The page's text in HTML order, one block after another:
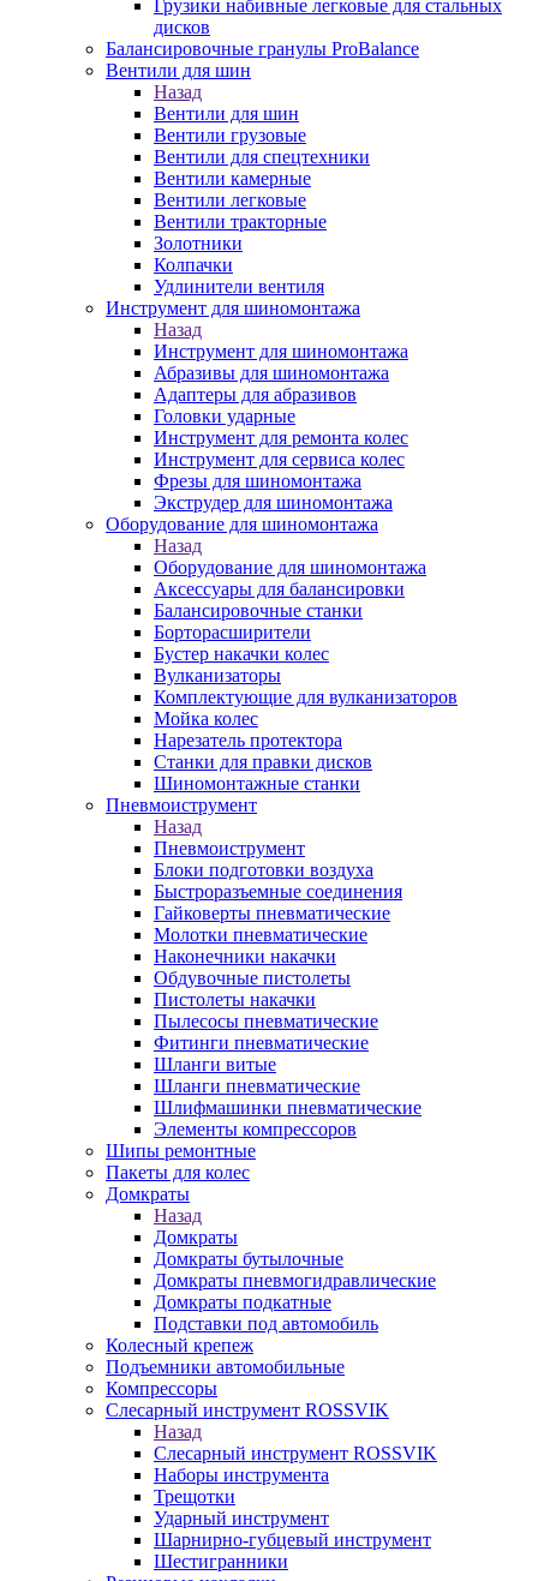
Грузики набивные легковые для стальных
дисков
Балансировочные гранулы ProBalance
Вентили для шин
Назад
Вентили для шин
Вентили грузовые
Вентили для спецтехники
Вентили камерные
Вентили легковые
Вентили тракторные
Золотники
Колпачки
Удлинители вентиля
Инструмент для шиномонтажа
Назад
Инструмент для шиномонтажа
Абразивы для шиномонтажа
Адаптеры для абразивов
Головки ударные
Инструмент для ремонта колес
Инструмент для сервиса колес
Фрезы для шиномонтажа
Экструдер для шиномонтажа
Оборудование для шиномонтажа
Назад
Оборудование для шиномонтажа
Аксессуары для балансировки
Балансировочные станки
Борторасширители
Бустер накачки колес
Вулканизаторы
Комплектующие для вулканизаторов
Мойка колес
Нарезатель протектора
Станки для правки дисков
Шиномонтажные станки
Пневмоиструмент
Назад
Пневмоиструмент
Блоки подготовки воздуха
Быстроразъемные соединения
Гайковерты пневматические
Молотки пневматические
Наконечники накачки
Обдувочные пистолеты
Пистолеты накачки
Пылесосы пневматические
Фитинги пневматические
Шланги витые
Шланги пневматические
Шлифмашинки пневматические
Элементы компрессоров
Шипы ремонтные
Пакеты для колес
Домкраты
Назад
Домкраты
Домкраты бутылочные
Домкраты пневмогидравлические
Домкраты подкатные
Подставки под автомобиль
Колесный крепеж
Подъемники автомобильные
Компрессоры
Слесарный инструмент ROSSVIK
Назад
Слесарный инструмент ROSSVIK
Наборы инструмента
Трещотки
Ударный инструмент
Шарнирно-губцевый инструмент
Шестигранники